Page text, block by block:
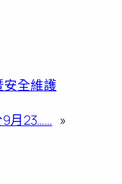
全維護
月23…… »